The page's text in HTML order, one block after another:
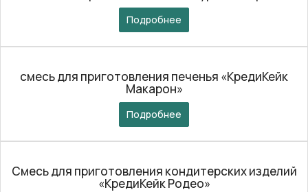
Подробнее
смесь для приготовления печенья «КредиКейк
Макарон»
Подробнее
Смесь для приготовления кондитерских изделий
«КредиКейк Родео»